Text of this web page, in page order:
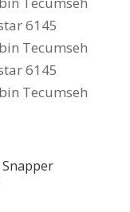
6145
Tecumseh
6145
Tecumseh